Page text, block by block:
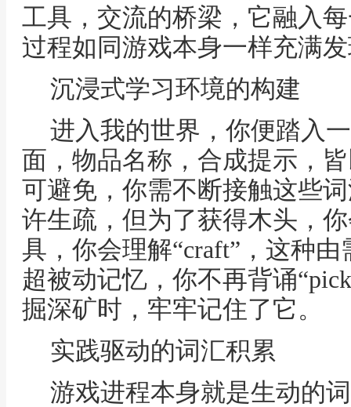
工具，交流的桥梁，它融入
过程如同游戏本身一样充满
沉浸式学习环境的构建
进入我的世界，你便踏入
面，物品名称，合成提示，
可避免，你需不断接触这些
许生疏，但为了获得木头，
具，你会理解“craft”，这种
超被动记忆，你不再背诵
掘深矿时，牢牢记住了它。
实践驱动的词汇积累
游戏进程本身就是生动的